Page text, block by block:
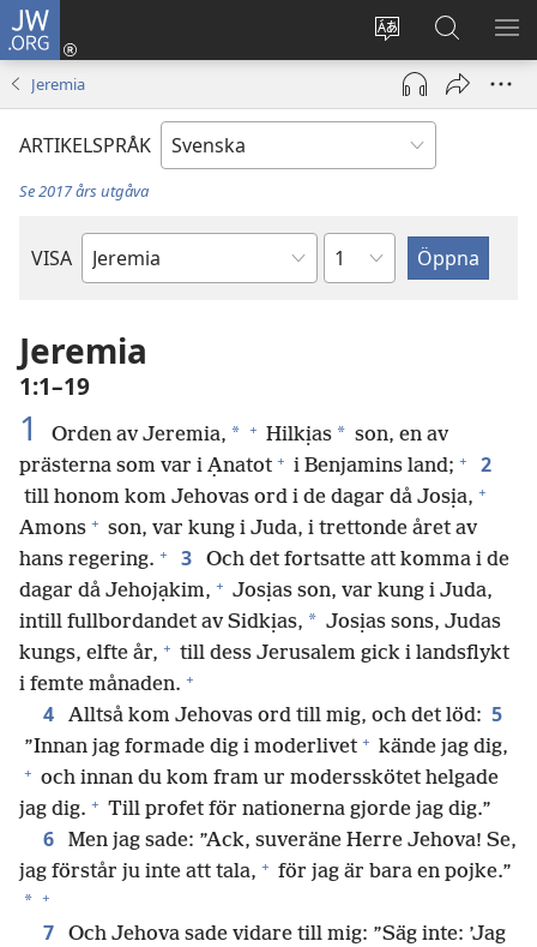
JW.ORG
Ändra
webbplatsens
språk
Logga
(öppnar
fönster)
Sök
på
jw.org
Jeremia
ARTIKELSPRÅK
Se 2017 års utgåva
VISA
Bibelbok
Kapitel
Jeremia
1:1–19
1 Orden av Jeremia, * + Hilkịas * son, en av
prästerna som var i Ạnatot + i Benjamins land; + 2
till honom kom Jehovas ord i de dagar då Josịa, +
Amons + son, var kung i Juda, i trettonde året av
hans regering. + 3
Och det fortsatte att komma i de
dagar då Jehojạkim, + Josịas son, var kung i Juda,
intill fullbordandet av Sidkịas, * Josịas sons, Judas
kungs, elfte år, + till dess Jerusalem gick i landsflykt
i femte månaden. +
4 Alltså kom Jehovas ord till mig, och det löd: 5
”Innan jag formade dig i moderlivet + kände jag dig,
+ och innan du kom fram ur modersskötet helgade
jag dig. + Till profet för nationerna gjorde jag dig.”
6
Men jag sade: ”Ack, suveräne Herre Jehova! Se,
jag förstår ju inte att tala, + för jag är bara en pojke.”
* +
7
Och Jehova sade vidare till mig: ”Säg inte: ’Jag